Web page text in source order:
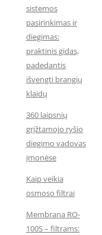
sistemos
pasirinkimas ir
diegimas:
praktinis gidas,
padedantis
išvengti brangių
klaidų
360 laipsnių
grįžtamojo ryšio
diegimo vadovas
įmonėse
Kaip veikia
osmoso filtrai
Membrana RO-
100S – filtrams: